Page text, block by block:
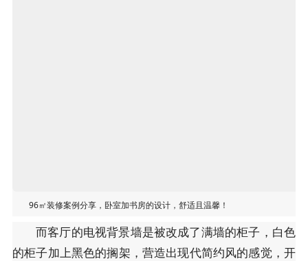
96㎡装修案例分享，卧室加书房的设计，舒适且温馨！
而客厅的电视背景墙是被改成了满墙的柜子，白色
的柜子加上黑色的搁架，营造出现代简约风的感觉，开